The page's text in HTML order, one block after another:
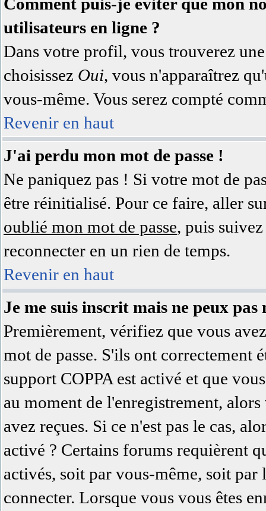
utilisateurs en ligne ?
Dans votre profil, vous trouverez
choisissez Oui, vous n'apparaîtrez
vous-même. Vous serez compté
Revenir en haut
J'ai perdu mon mot de passe !
Ne paniquez pas ! Si votre mot de
être réinitialisé. Pour ce faire, aller
oublié mon mot de passe, puis
reconnecter en un rien de temps.
Revenir en haut
Je me suis inscrit mais ne peux pas
Premièrement, vérifiez que vous
mot de passe. S'ils ont correctement
support COPPA est activé et que
au moment de l'enregistrement,
avez reçues. Si ce n'est pas le cas,
activé ? Certains forums requièrent
activés, soit par vous-même, soit
connecter. Lorsque vous vous êtes